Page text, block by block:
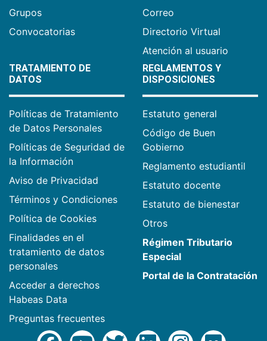
Grupos
Convocatorias
Correo
Directorio Virtual
Atención al usuario
TRATAMIENTO DE
DATOS
Políticas de Tratamiento
de Datos Personales
Políticas de Seguridad de
la Información
Aviso de Privacidad
Términos y Condiciones
Política de Cookies
Finalidades en el
tratamiento de datos
personales
Acceder a derechos
Habeas Data
Preguntas frecuentes
REGLAMENTOS Y
DISPOSICIONES
Estatuto general
Código de Buen
Gobierno
Reglamento estudiantil
Estatuto docente
Estatuto de bienestar
Otros
Régimen Tributario
Especial
Portal de la Contratación